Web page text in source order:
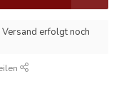
erfolgt noch